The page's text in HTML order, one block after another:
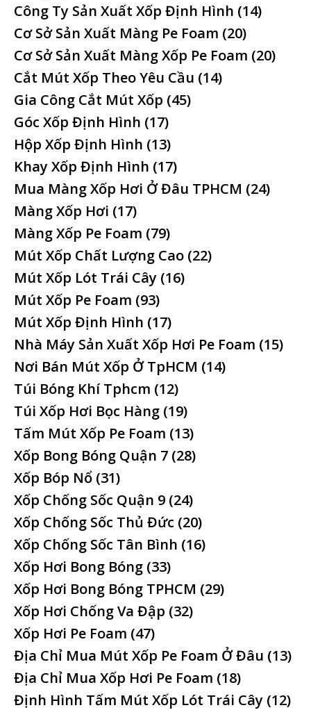
Công Ty Sản Xuất Xốp Định Hình (14)
Cơ Sở Sản Xuất Màng Pe Foam (20)
Cơ Sở Sản Xuất Màng Xốp Pe Foam (20)
Cắt Mút Xốp Theo Yêu Cầu (14)
Gia Công Cắt Mút Xốp (45)
Góc Xốp Định Hình (17)
Hộp Xốp Định Hình (13)
Khay Xốp Định Hình (17)
Mua Màng Xốp Hơi Ở Đâu TPHCM (24)
Màng Xốp Hơi (17)
Màng Xốp Pe Foam (79)
Mút Xốp Chất Lượng Cao (22)
Mút Xốp Lót Trái Cây (16)
Mút Xốp Pe Foam (93)
Mút Xốp Định Hình (17)
Nhà Máy Sản Xuất Xốp Hơi Pe Foam (15)
Nơi Bán Mút Xốp Ở TpHCM (14)
Túi Bóng Khí Tphcm (12)
Túi Xốp Hơi Bọc Hàng (19)
Tấm Mút Xốp Pe Foam (13)
Xốp Bong Bóng Quận 7 (28)
Xốp Bóp Nổ (31)
Xốp Chống Sốc Quận 9 (24)
Xốp Chống Sốc Thủ Đức (20)
Xốp Chống Sốc Tân Bình (16)
Xốp Hơi Bong Bóng (33)
Xốp Hơi Bong Bóng TPHCM (29)
Xốp Hơi Chống Va Đập (32)
Xốp Hơi Pe Foam (47)
Địa Chỉ Mua Mút Xốp Pe Foam Ở Đâu (13)
Địa Chỉ Mua Xốp Hơi Pe Foam (18)
Định Hình Tấm Mút Xốp Lót Trái Cây (12)